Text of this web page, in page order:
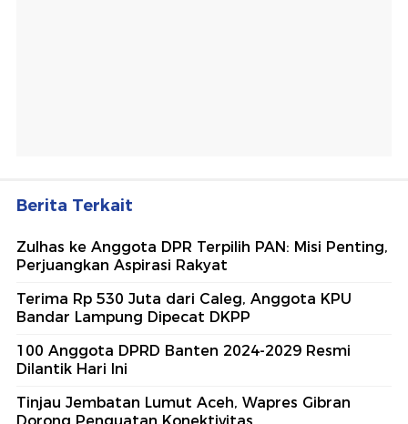
Berita Terkait
Zulhas ke Anggota DPR Terpilih PAN: Misi Penting,
Perjuangkan Aspirasi Rakyat
Terima Rp 530 Juta dari Caleg, Anggota KPU
Bandar Lampung Dipecat DKPP
100 Anggota DPRD Banten 2024-2029 Resmi
Dilantik Hari Ini
Tinjau Jembatan Lumut Aceh, Wapres Gibran